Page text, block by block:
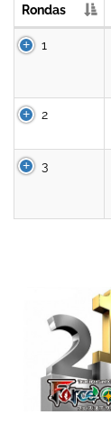
Rondas
1
2
3